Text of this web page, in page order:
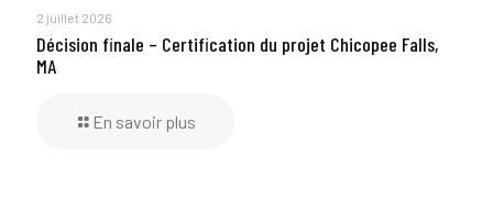
2 juillet 2026
Décision finale – Certification du projet Chicopee Falls,
MA
En savoir plus